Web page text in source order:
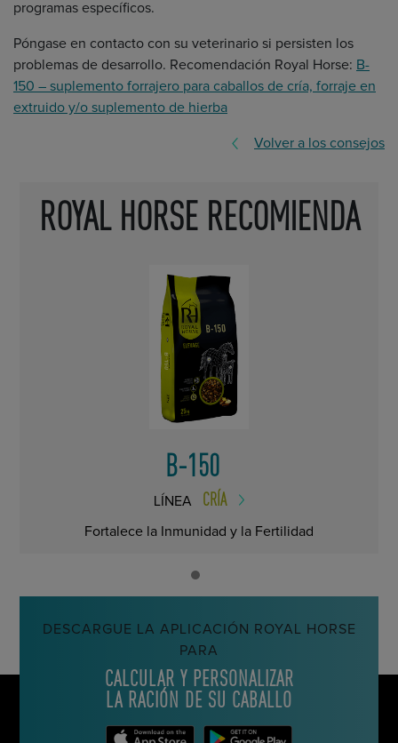
programas específicos.
Póngase en contacto con su veterinario si persisten los
problemas de desarrollo. Recomendación Royal Horse: B-
150 – suplemento forrajero para caballos de cría, forraje en
extruido y/o suplemento de hierba
Volver a los consejos
ROYAL HORSE RECOMIENDA
B-150
LÍNEA CRÍA
Fortalece la Inmunidad y la Fertilidad
DESCARGUE LA APLICACIÓN ROYAL HORSE
PARA
CALCULAR Y PERSONALIZAR
LA RACIÓN DE SU CABALLO